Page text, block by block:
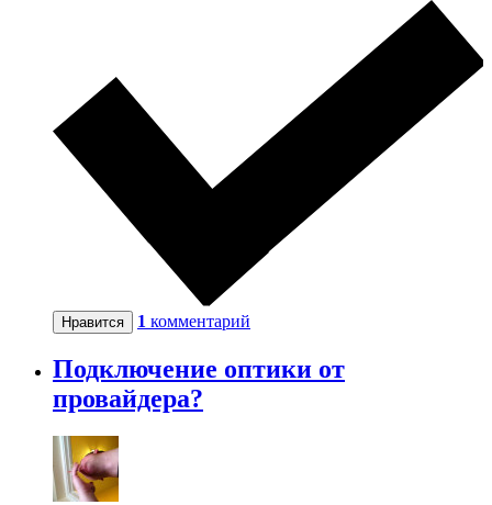
Нравится 1 комментарий
Подключение оптики от
провайдера?